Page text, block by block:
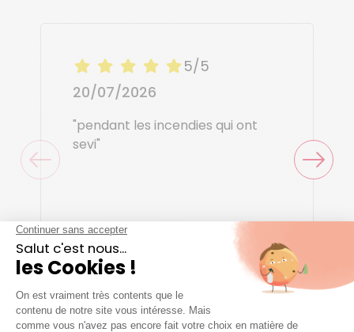
5/5
20/07/2026
"pendant les incendies qui ont
sevi"
Patrick P.